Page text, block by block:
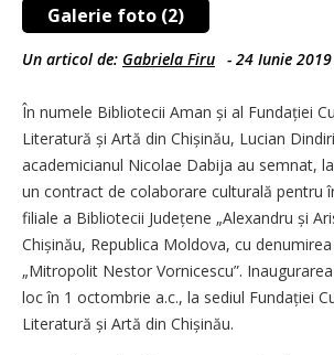
Galerie foto (2)
Un articol de: Gabriela Firu - 24 Iunie 2019
În numele Bibliotecii Aman și al Fundației
Literatură și Artă din Chișinău, Lucian
academicianul Nicolae Dabija au semnat,
un contract de colaborare culturală pentru
filiale a Bibliotecii Județene „Alexandru și
Chișinău, Republica Moldova, cu
„Mitropolit Nestor Vornicescu”.
loc în 1 octombrie a.c., la sediul Fundației
Literatură și Artă din Chișinău.